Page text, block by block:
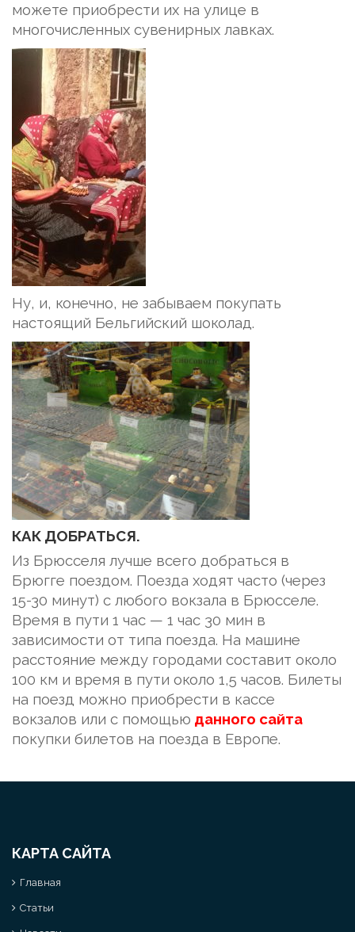
можете приобрести их на улице в
многочисленных сувенирных лавках.
Ну, и, конечно, не забываем покупать
настоящий Бельгийский шоколад.
КАК ДОБРАТЬСЯ.
Из Брюсселя лучше всего добраться в
Брюгге поездом. Поезда ходят часто (через
15-30 минут) с любого вокзала в Брюсселе.
Время в пути 1 час — 1 час 30 мин в
зависимости от типа поезда. На машине
расстояние между городами составит около
100 км и время в пути около 1,5 часов. Билеты
на поезд можно приобрести в кассе
вокзалов или с помощью данного сайта
покупки билетов на поезда в Европе.
КАРТА САЙТА
Главная
Статьи